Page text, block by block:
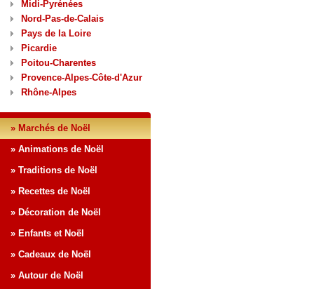
Midi-Pyrénées
Nord-Pas-de-Calais
Pays de la Loire
Picardie
Poitou-Charentes
Provence-Alpes-Côte-d'Azur
Rhône-Alpes
» Marchés de Noël
» Animations de Noël
» Traditions de Noël
» Recettes de Noël
» Décoration de Noël
» Enfants et Noël
» Cadeaux de Noël
» Autour de Noël